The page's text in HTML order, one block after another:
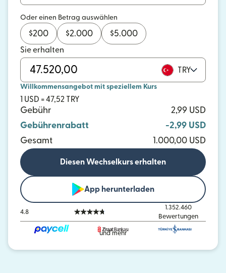
Oder einen Betrag auswählen
$200 $2.000 $5.000
Sie erhalten
TRY
Willkommensangebot mit speziellem Kurs
1 USD = 47,52 TRY
Gebühr
2,99 USD
Gebührenrabatt
-2,99 USD
Gesamt
1.000,00 USD
Diesen Wechselkurs erhalten
App herunterladen
4.8
1.352.460
Bewertungen
und mehr